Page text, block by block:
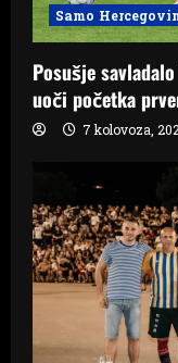
Samo
Posušje
uoči početka
7 kolovoza,